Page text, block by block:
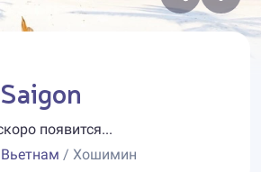
появится...
Вьетнам / Хошимин